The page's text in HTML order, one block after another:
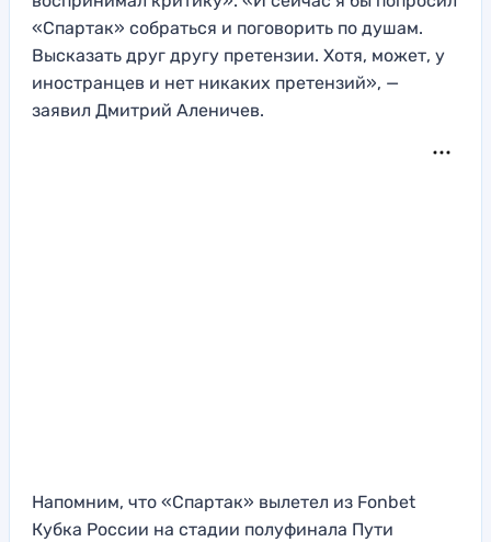
«Спартак» собраться и поговорить по душам.
Высказать друг другу претензии. Хотя, может, у
иностранцев и нет никаких претензий», —
заявил Дмитрий Аленичев.
Напомним, что «Спартак» вылетел из Fonbet
Кубка России на стадии полуфинала Пути